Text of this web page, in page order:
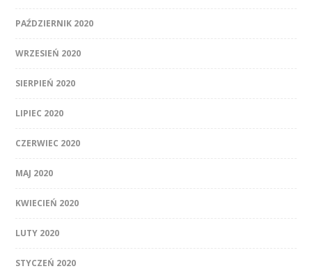
PAŹDZIERNIK 2020
WRZESIEŃ 2020
SIERPIEŃ 2020
LIPIEC 2020
CZERWIEC 2020
MAJ 2020
KWIECIEŃ 2020
LUTY 2020
STYCZEŃ 2020